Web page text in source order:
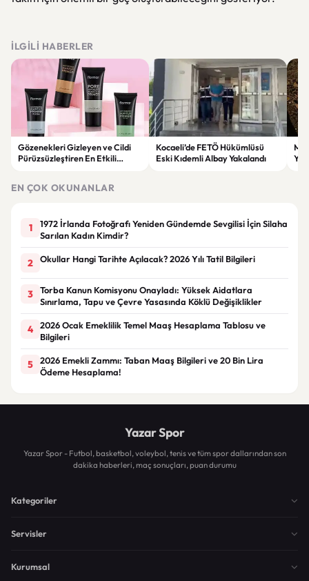
İLGILI HABERLER
Gözenekleri Gizleyen ve Cildi
Pürüzsüzleştiren En Etkili
Kocaeli’de FETÖ Hükümlüsü
Eski Kıdemli Albay Yakalandı
EN ÇOK OKUNANLAR
1
1972 İrlanda Fotoğrafı Yeniden Gündemde Sevgilisi İçin Silaha
Sarılan Kadın Kimdir?
2 Okullar Hangi Tarihte Açılacak? 2026 Yılı Tatil Bilgileri
3
Torba Kanun Komisyonu Onayladı: Yüksek Aidatlara
Sınırlama, Tapu ve Çevre Yasasında Köklü Değişiklikler
4
2026 Ocak Emeklilik Temel Maaş Hesaplama Tablosu ve
Bilgileri
5
2026 Emekli Zammı: Taban Maaş Bilgileri ve 20 Bin Lira
Ödeme Hesaplama!
Yazar Spor
Yazar Spor - Futbol, basketbol, voleybol, tenis ve tüm spor dallarından son
dakika haberleri, maç sonuçları, puan durumu
Kategoriler
Servisler
Kurumsal